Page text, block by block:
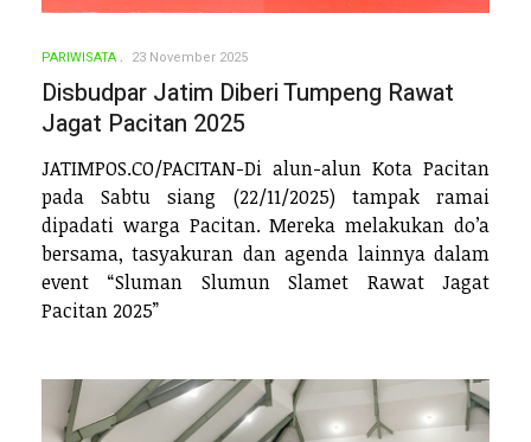
PARIWISATA 23 November 2025
Disbudpar Jatim Diberi Tumpeng Rawat
Jagat Pacitan 2025
JATIMPOS.CO/PACITAN-Di alun-alun Kota Pacitan
pada Sabtu siang (22/11/2025) tampak ramai
dipadati warga Pacitan. Mereka melakukan do’a
bersama, tasyakuran dan agenda lainnya dalam
event “Sluman Slumun Slamet Rawat Jagat
Pacitan 2025”